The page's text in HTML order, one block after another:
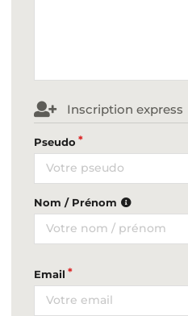
Inscription express
Pseudo
Nom / Prénom
Email